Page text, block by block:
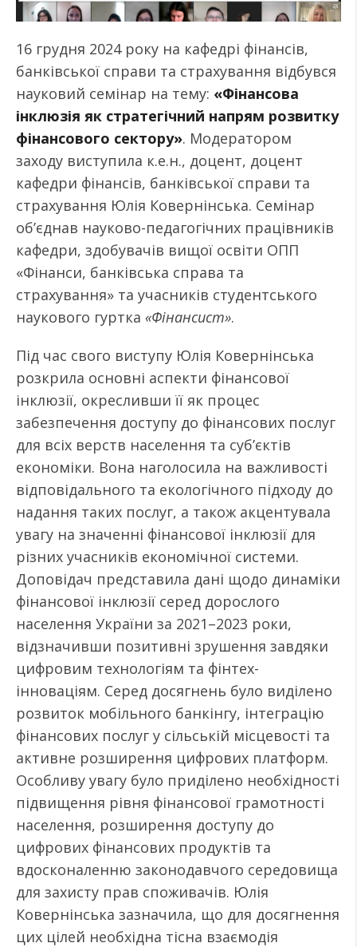
16 грудня 2024 року на кафедрі фінансів,
банківської справи та страхування відбувся
науковий семінар на тему: «Фінансова
інклюзія як стратегічний напрям розвитку
фінансового сектору». Модератором
заходу виступила к.е.н., доцент, доцент
кафедри фінансів, банківської справи та
страхування Юлія Ковернінська. Семінар
об’єднав науково-педагогічних працівників
кафедри, здобувачів вищої освіти ОПП
«Фінанси, банківська справа та
страхування» та учасників студентського
наукового гуртка «Фінансист».
Під час свого виступу Юлія Ковернінська
розкрила основні аспекти фінансової
інклюзії, окресливши її як процес
забезпечення доступу до фінансових послуг
для всіх верств населення та суб’єктів
економіки. Вона наголосила на важливості
відповідального та екологічного підходу до
надання таких послуг, а також акцентувала
увагу на значенні фінансової інклюзії для
різних учасників економічної системи.
Доповідач представила дані щодо динаміки
фінансової інклюзії серед дорослого
населення України за 2021–2023 роки,
відзначивши позитивні зрушення завдяки
цифровим технологіям та фінтех-
інноваціям. Серед досягнень було виділено
розвиток мобільного банкінгу, інтеграцію
фінансових послуг у сільській місцевості та
активне розширення цифрових платформ.
Особливу увагу було приділено необхідності
підвищення рівня фінансової грамотності
населення, розширення доступу до
цифрових фінансових продуктів та
вдосконаленню законодавчого середовища
для захисту прав споживачів. Юлія
Ковернінська зазначила, що для досягнення
цих цілей необхідна тісна взаємодія